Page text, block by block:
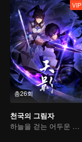
총26회
VIP
천국의 그림자
하늘을 걷는 어두운 그림자, 혼을 불태워 마음을 지키다